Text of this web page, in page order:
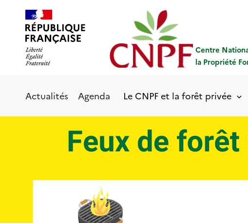
contenu
principal
Centre
la Propriété
Actualités Agenda Le CNPF et la forêt privée